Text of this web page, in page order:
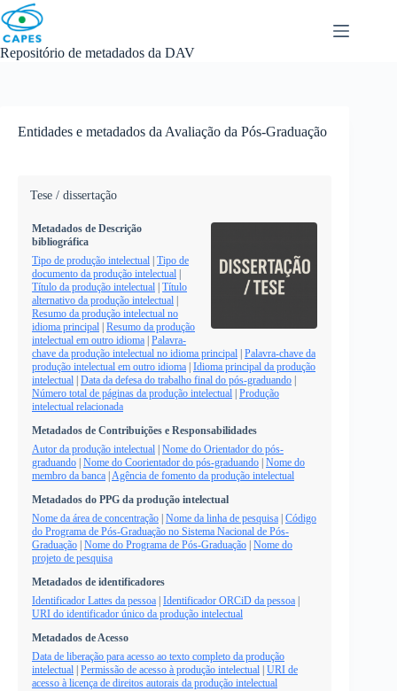
Skip
to
content
Repositório de metadados da DAV
Entidades e metadados da Avaliação da Pós-Graduação
Tese / dissertação
Metadados de Descrição
bibliográfica
Tipo de produção intelectual Tipo de
documento da produção intelectual
Título da produção intelectual Título
alternativo da produção intelectual
Resumo da produção intelectual no
idioma principal Resumo da produção
intelectual em outro idioma Palavra-
chave da produção intelectual no idioma principal Palavra-chave da
produção intelectual em outro idioma Idioma principal da produção
intelectual Data da defesa do trabalho final do pós-graduando
Número total de páginas da produção intelectual Produção
intelectual relacionada
Metadados de Contribuições e Responsabilidades
Autor da produção intelectual Nome do Orientador do pós-
graduando Nome do Coorientador do pós-graduando Nome do
membro da banca Agência de fomento da produção intelectual
Metadados do PPG da produção intelectual
Nome da área de concentração Nome da linha de pesquisa Código
do Programa de Pós-Graduação no Sistema Nacional de Pós-
Graduação Nome do Programa de Pós-Graduação Nome do
projeto de pesquisa
Metadados de identificadores
Identificador Lattes da pessoa Identificador ORCiD da pessoa
URI do identificador único da produção intelectual
Metadados de Acesso
Data de liberação para acesso ao texto completo da produção
intelectual Permissão de acesso à produção intelectual URI de
acesso à licença de direitos autorais da produção intelectual